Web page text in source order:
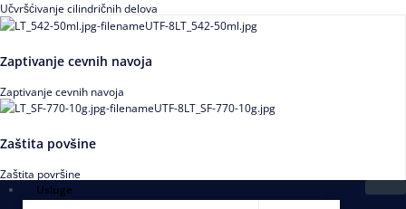
Učvršćivanje cilindričnih delova
Zaptivanje cevnih navoja
Zaptivanje cevnih navoja
Zaštita povšine
Zaštita površine
Usluge